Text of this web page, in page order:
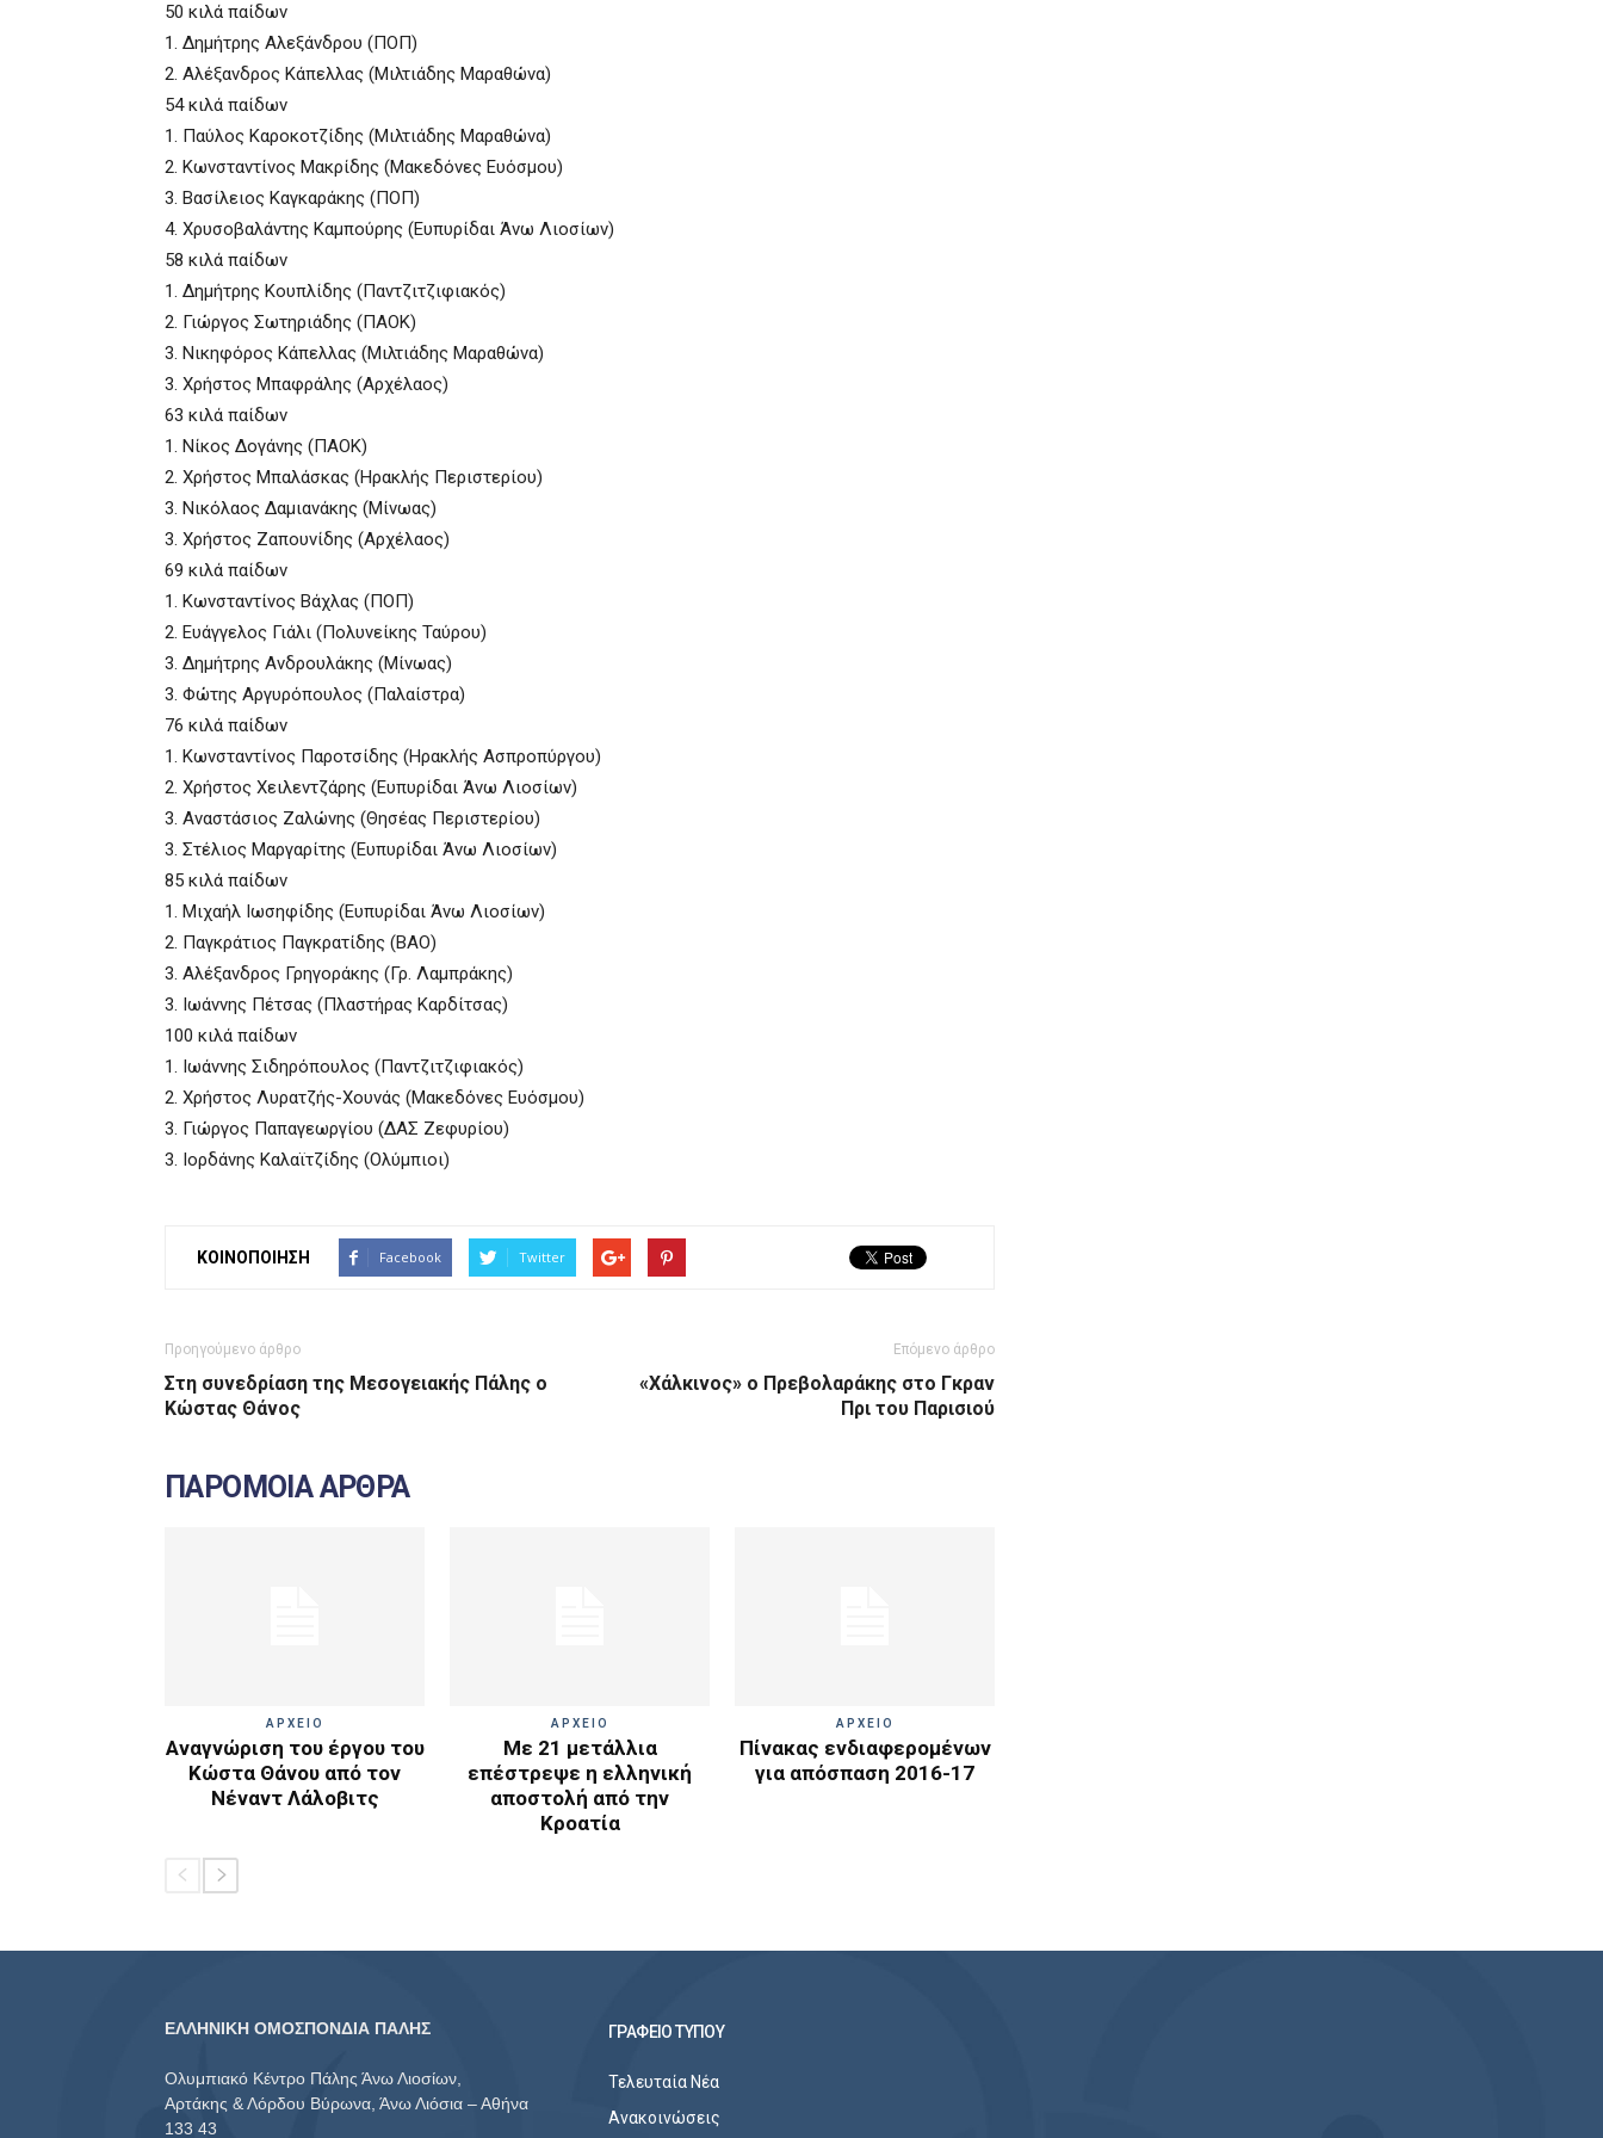
50 κιλά παίδων
1. Δημήτρης Αλεξάνδρου (ΠΟΠ)
2. Αλέξανδρος Κάπελλας (Μιλτιάδης Μαραθώνα)
54 κιλά παίδων
1. Παύλος Καροκοτζίδης (Μιλτιάδης Μαραθώνα)
2. Κωνσταντίνος Μακρίδης (Μακεδόνες Ευόσμου)
3. Βασίλειος Καγκαράκης (ΠΟΠ)
4. Χρυσοβαλάντης Καμπούρης (Ευπυρίδαι Άνω Λιοσίων)
58 κιλά παίδων
1. Δημήτρης Κουπλίδης (Παντζιτζιφιακός)
2. Γιώργος Σωτηριάδης (ΠΑΟΚ)
3. Νικηφόρος Κάπελλας (Μιλτιάδης Μαραθώνα)
3. Χρήστος Μπαφράλης (Αρχέλαος)
63 κιλά παίδων
1. Νίκος Δογάνης (ΠΑΟΚ)
2. Χρήστος Μπαλάσκας (Ηρακλής Περιστερίου)
3. Νικόλαος Δαμιανάκης (Μίνωας)
3. Χρήστος Ζαπουνίδης (Αρχέλαος)
69 κιλά παίδων
1. Κωνσταντίνος Βάχλας (ΠΟΠ)
2. Ευάγγελος Γιάλι (Πολυνείκης Ταύρου)
3. Δημήτρης Ανδρουλάκης (Μίνωας)
3. Φώτης Αργυρόπουλος (Παλαίστρα)
76 κιλά παίδων
1. Κωνσταντίνος Παροτσίδης (Ηρακλής Ασπροπύργου)
2. Χρήστος Χειλεντζάρης (Ευπυρίδαι Άνω Λιοσίων)
3. Αναστάσιος Ζαλώνης (Θησέας Περιστερίου)
3. Στέλιος Μαργαρίτης (Ευπυρίδαι Άνω Λιοσίων)
85 κιλά παίδων
1. Μιχαήλ Ιωσηφίδης (Ευπυρίδαι Άνω Λιοσίων)
2. Παγκράτιος Παγκρατίδης (ΒΑΟ)
3. Αλέξανδρος Γρηγοράκης (Γρ. Λαμπράκης)
3. Ιωάννης Πέτσας (Πλαστήρας Καρδίτσας)
100 κιλά παίδων
1. Ιωάννης Σιδηρόπουλος (Παντζιτζιφιακός)
2. Χρήστος Λυρατζής-Χουνάς (Μακεδόνες Ευόσμου)
3. Γιώργος Παπαγεωργίου (ΔΑΣ Ζεφυρίου)
3. Ιορδάνης Καλαϊτζίδης (Ολύμπιοι)
ΚΟΙΝΟΠΟΙΗΣΗ Facebook Twitter
Προηγούμενο άρθρο
Στη συνεδρίαση της Μεσογειακής Πάλης ο
Κώστας Θάνος
Επόμενο άρθρο
«Χάλκινος» ο Πρεβολαράκης στο Γκραν
Πρι του Παρισιού
ΠΑΡΟΜΟΙΑ ΑΡΘΡΑ
ΑΡΧΕΙΟ
Αναγνώριση του έργου του
Κώστα Θάνου από τον
Νέναντ Λάλοβιτς
ΑΡΧΕΙΟ
Με 21 μετάλλια
επέστρεψε η ελληνική
αποστολή από την
Κροατία
ΑΡΧΕΙΟ
Πίνακας ενδιαφερομένων
για απόσπαση 2016-17
ΕΛΛΗΝΙΚΗ ΟΜΟΣΠΟΝΔΙΑ ΠΑΛΗΣ
Ολυμπιακό Κέντρο Πάλης Άνω Λιοσίων,
Αρτάκης & Λόρδου Βύρωνα, Άνω Λιόσια – Αθήνα
133 43
ΓΡΑΦΕΙΟ ΤΥΠΟΥ
Τελευταία Νέα
Ανακοινώσεις